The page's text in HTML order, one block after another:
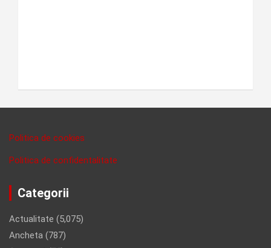
Politica de cookies
Politica de confidentalitate
Categorii
Actualitate (5,075)
Ancheta (787)